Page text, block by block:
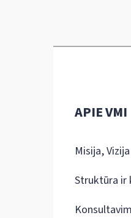
APIE VMI
Misija,
Struktūra ir